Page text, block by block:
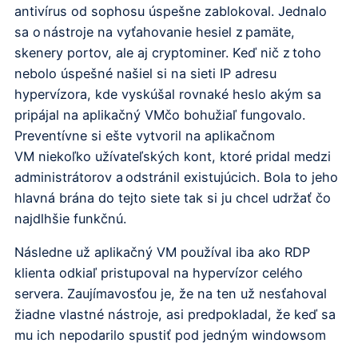
antivírus od sophosu úspešne zablokoval. Jednalo
sa o nástroje na vyťahovanie hesiel z pamäte,
skenery portov, ale aj cryptominer. Keď nič z toho
nebolo úspešné našiel si na sieti IP adresu
hypervízora, kde vyskúšal rovnaké heslo akým sa
pripájal na aplikačný VMčo bohužiaľ fungovalo.
Preventívne si ešte vytvoril na aplikačnom
VM niekoľko užívateľských kont, ktoré pridal medzi
administrátorov a odstránil existujúcich. Bola to jeho
hlavná brána do tejto siete tak si ju chcel udržať čo
najdlhšie funkčnú.
Následne už aplikačný VM používal iba ako RDP
klienta odkiaľ pristupoval na hypervízor celého
servera. Zaujímavosťou je, že na ten už nesťahoval
žiadne vlastné nástroje, asi predpokladal, že keď sa
mu ich nepodarilo spustiť pod jedným windowsom